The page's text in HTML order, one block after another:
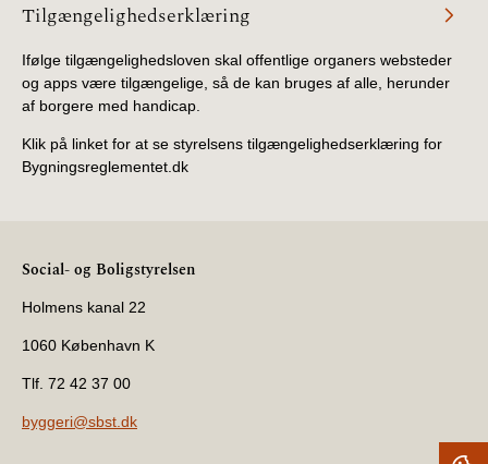
Tilgængelighedserklæring
Ifølge tilgængelighedsloven skal offentlige organers websteder
og apps være tilgængelige, så de kan bruges af alle, herunder
af borgere med handicap.
Klik på linket for at se styrelsens tilgængelighedserklæring for
Bygningsreglementet.dk
Social- og Boligstyrelsen
Holmens kanal 22
1060 København K
Tlf. 72 42 37 00
byggeri@sbst.dk